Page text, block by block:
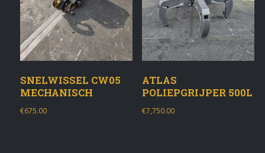
SNELWISSEL CW05
MECHANISCH
€675.00
ATLAS
POLIEPGRIJPER 500L
€7,750.00